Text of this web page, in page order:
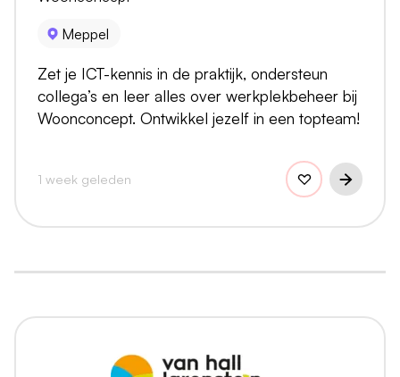
Meppel
Zet je ICT-kennis in de praktijk, ondersteun
collega’s en leer alles over werkplekbeheer bij
Woonconcept. Ontwikkel jezelf in een topteam!
1 week geleden